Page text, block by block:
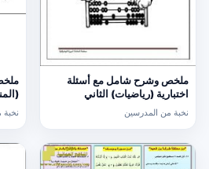
ملخص وشرح شامل مع أسئلة
اختبارية (رياضيات) الثاني
نخبة من المدرسين